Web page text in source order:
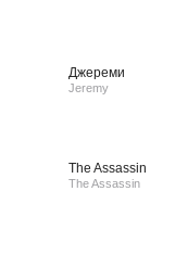
Джереми
Jeremy
The Assassin
The Assassin